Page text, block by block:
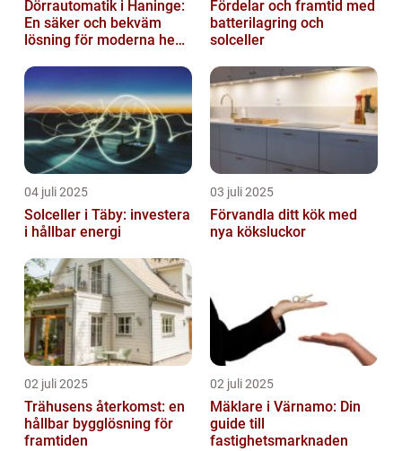
Dörrautomatik i Haninge:
En säker och bekväm
lösning för moderna hem
Fördelar och framtid med
batterilagring och
solceller
04 juli 2025
Solceller i Täby: investera
i hållbar energi
03 juli 2025
Förvandla ditt kök med
nya köksluckor
02 juli 2025
Trähusens återkomst: en
hållbar bygglösning för
framtiden
02 juli 2025
Mäklare i Värnamo: Din
guide till
fastighetsmarknaden